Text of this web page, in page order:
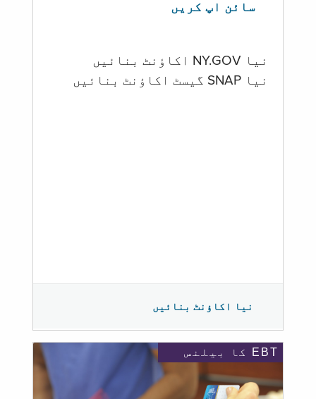
سائن اپ کریں
نیا NY.GOV اکاؤنٹ بنائیں
نیا SNAP گیسٹ اکاؤنٹ بنائیں
نیا اکاؤنٹ بنائیں
EBT کا بیلنس